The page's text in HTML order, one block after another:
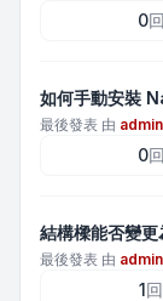
0
如何手動安裝
最後發表 由 admin
0
結構樑能否變更
最後發表 由 admin
1